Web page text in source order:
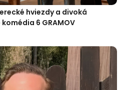
hviezdy a divoká
6 GRAMOV